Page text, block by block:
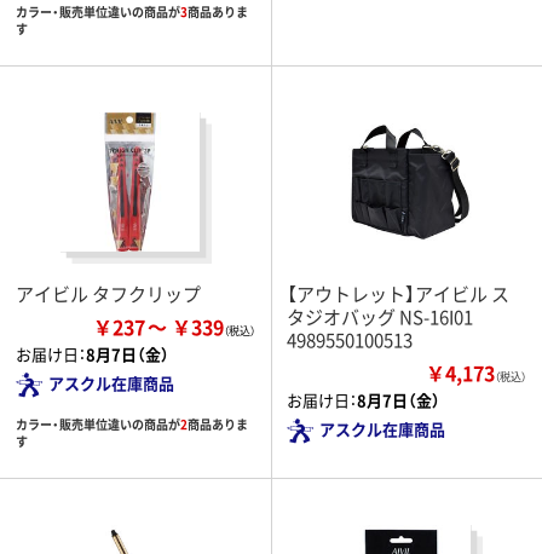
カラー・販売単位違いの商品が3商品ありま
す
アイビル タフクリップ
￥237 ￥339
お届け日：8月7日（金）
アスクル在庫商品
カラー・販売単位違いの商品が2商品ありま
す
【アウトレット】アイビル ス
タジオバッグ NS-16I01
4989550100513
￥4,173（税込）
お届け日：8月7日（金）
アスクル在庫商品